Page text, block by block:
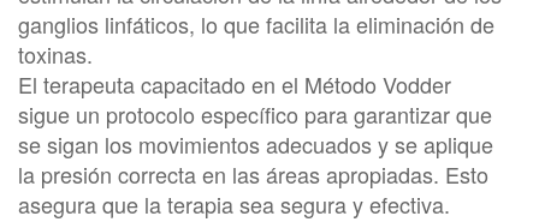
ganglios linfáticos, lo que facilita la eliminación de
toxinas.
El terapeuta capacitado en el Método Vodder
sigue un protocolo específico para garantizar que
se sigan los movimientos adecuados y se aplique
la presión correcta en las áreas apropiadas. Esto
asegura que la terapia sea segura y efectiva.